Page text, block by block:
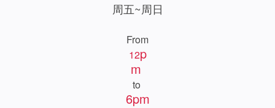
周五~周日
From
12p
m
to
6pm